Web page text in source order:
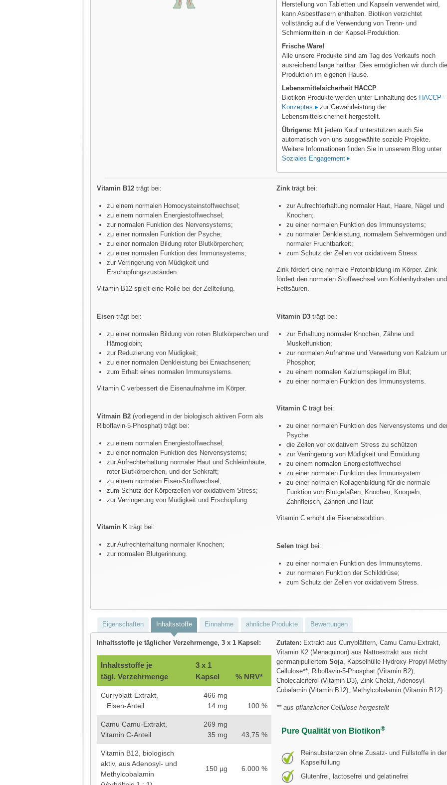
Herstellung von Tabletten und Kapseln verwendet wird,
kann Asbestfasern enthalten. Biotikon verzichtet
vollständig auf die Verwendung von Trenn- und
Schmiermitteln in der Kapsel-Produktion.
Frische Ware!
Alle unsere Produkte sind am Tag des Verkaufs noch
ausreichend lange haltbar. Dies ermöglichen wir durch
Produktion im eigenen Hause.
Lebensmittelsicherheit HACCP
Biotikon-Produkte werden unter Einhaltung des HACCP-
Konzeptes
zur Gewährleistung der
Lebensmittelsicherheit hergestellt.
Übrigens: Mit jedem Kauf unterstützen auch Sie
automatisch von uns ausgewählte soziale Projekte.
Weitere Informationen finden Sie in unserem Blog unter
Soziales Engagement
Vitamin B12 trägt bei:
zu einem normalen Homocysteinstoffwechsel;
zu einem normalen Energiestoffwechsel;
zur normalen Funktion des Nervensystems;
zu einer normalen Funktion der Psyche;
zu einer normalen Bildung roter Blutkörperchen;
zu einer normalen Funktion des Immunsystems;
zur Verringerung von Müdigkeit und
Erschöpfungszuständen.
Vitamin B12 spielt eine Rolle bei der Zellteilung.
Eisen trägt bei:
zu einer normalen Bildung von roten Blutkörperchen und
Hämoglobin;
zur Reduzierung von Müdigkeit;
zu einer normalen Denkleistung bei Erwachsenen;
zum Erhalt eines normalen Immunsystems.
Vitamin C verbessert die Eisenaufnahme im Körper.
Vitmain B2 (vorliegend in der biologisch aktiven Form als
Riboflavin-5-Phosphat) trägt bei:
zu einem normalen Energiestoffwechsel;
zu einer normalen Funktion des Nervensystems;
zur Aufrechterhaltung normaler Haut und Schleimhäute,
roter Blutkörperchen, und der Sehkraft;
zu einem normalen Eisen-Stoffwechsel;
zum Schutz der Körperzellen vor oxidativem Stress;
zur Verringerung von Müdigkeit und Erschöpfung.
Vitamin K trägt bei:
zur Aufrechterhaltung normaler Knochen;
zur normalen Blutgerinnung.
Zink trägt bei:
zur Aufrechterhaltung normaler Haut, Haare, Nägel und
Knochen;
zu einer normalen Funktion des Immunsystems;
zu normaler Denkleistung, normalem Sehvermögen und
normaler Fruchtbarkeit;
zum Schutz der Zellen vor oxidativem Stress.
Zink fördert eine normale Proteinbildung im Körper. Zink
fördert den normalen Stoffwechsel von Kohlenhydraten und
Fettsäuren.
Vitamin D3 trägt bei:
zur Erhaltung normaler Knochen, Zähne und
Muskelfunktion;
zur normalen Aufnahme und Verwertung von Kalzium
Phosphor;
zu einem normalen Kalziumspiegel im Blut;
zu einer normalen Funktion des Immunsystems.
Vitamin C trägt bei:
zu einer normalen Funktion des Nervensystems und
Psyche
die Zellen vor oxidativem Stress zu schützen
zur Verringerung von Müdigkeit und Ermüdung
zu einem normalen Energiestoffwechsel
zu einer normalen Funktion des Immunsystem
zu einer normalen Kollagenbildung für die normale
Funktion von Blutgefäßen, Knochen, Knorpeln,
Zahnfleisch, Zähnen und Haut
Vitamin C erhöht die Eisenabsorbtion.
Selen trägt bei:
zu einer normalen Funktion des Immunsytems.
zur normalen Funktion der Schilddrüse;
zum Schutz der Zellen vor oxidativem Stress.
Eigenschaften Inhaltsstoffe Einnahme ähnliche Produkte Bewertungen
Inhaltsstoffe je täglicher Verzehrmenge, 3 x 1 Kapsel:
Inhaltsstoffe je
tägl. Verzehrmenge
3 x 1
Kapsel
% NRV*
Curryblatt-Extrakt,
Eisen-Anteil
466 mg
14 mg
100 %
Camu Camu-Extrakt,
Vitamin C-Anteil
269 mg
35 mg
43,75 %
Vitamin B12, biologisch
aktiv, aus Adenosyl- und
Methylcobalamin
150 µg 6.000 %
Zutaten: Extrakt aus Curryblättern, Camu Camu-Extrakt,
Vitamin K2 (Menaquinon) aus Nattoextrakt aus nicht
genmanipuliertemSoja, Kapselhülle Hydroxy-Propyl-
Cellulose**, Riboflavin-5-Phosphat (Vitamin B2),
Cholecalciferol (Vitamin D3), Zink-Chelat, Adenosyl-
Cobalamin (Vitamin B12), Methylcobalamin (Vitamin B12).
** aus pflanzlicher Cellulose hergestellt
Pure Qualität von Biotikon®
Reinsubstanzen ohne Zusatz- und Füllstoffe in der
Kapselfüllung
Glutenfrei, lactosefrei und gelatinefrei